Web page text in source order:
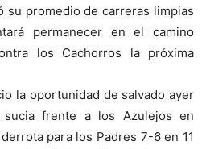
su promedio de carreras limpias
permanecer en el camino
los Cachorros la próxima
la oportunidad de salvado ayer
frente a los Azulejos en
para los Padres 7-6 en 11